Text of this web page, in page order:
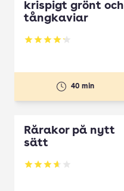
krispigt grönt och
tångkaviar
Betyg: 4.22 av 5
40 min
Rårakor på nytt
sätt
Betyg: 3.63 av 5